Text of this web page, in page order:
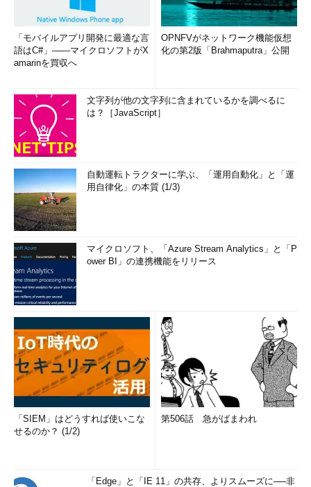
「モバイルアプリ開発に最適な言
語はC#」――マイクロソフトがX
amarinを買収へ
OPNFVがネットワーク機能仮想
化の第2版「Brahmaputra」公開
文字列が他の文字列に含まれているかを調べるに
は？［JavaScript］
自動運転トラクターに学ぶ、「運用自動化」と「運
用自律化」の本質 (1/3)
マイクロソフト、「Azure Stream Analytics」と「P
ower BI」の連携機能をリリース
「SIEM」はどうすれば使いこな
せるのか？ (1/2)
第506話 急がばまわれ
「Edge」と「IE 11」の共存、よりスムーズに──非